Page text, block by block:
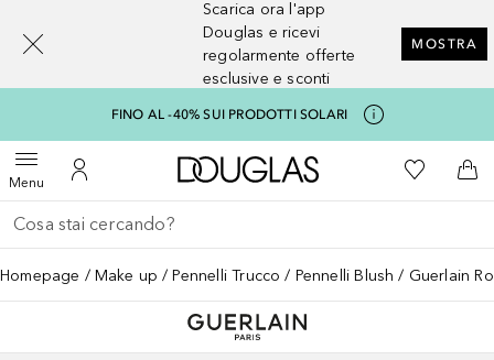
Scarica ora l'app
Douglas e ricevi
regolarmente offerte
esclusive e sconti
MOSTRA
FINO AL -40% SUI PRODOTTI SOLARI
MenuApri menuAl Mio Account
A Douglas HomeAlla Mia
Al
Torna indietro
Esegui ricerca
Homepage Make up Pennelli Trucco Pennelli Blush Guerlain
[navigation.slideout.screenreader]